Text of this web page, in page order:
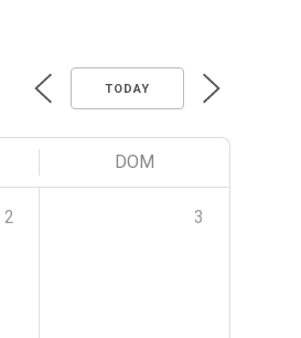
TODAY
DOM
2 3